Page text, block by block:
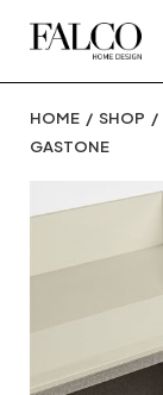
HOME SHOP
GASTONE